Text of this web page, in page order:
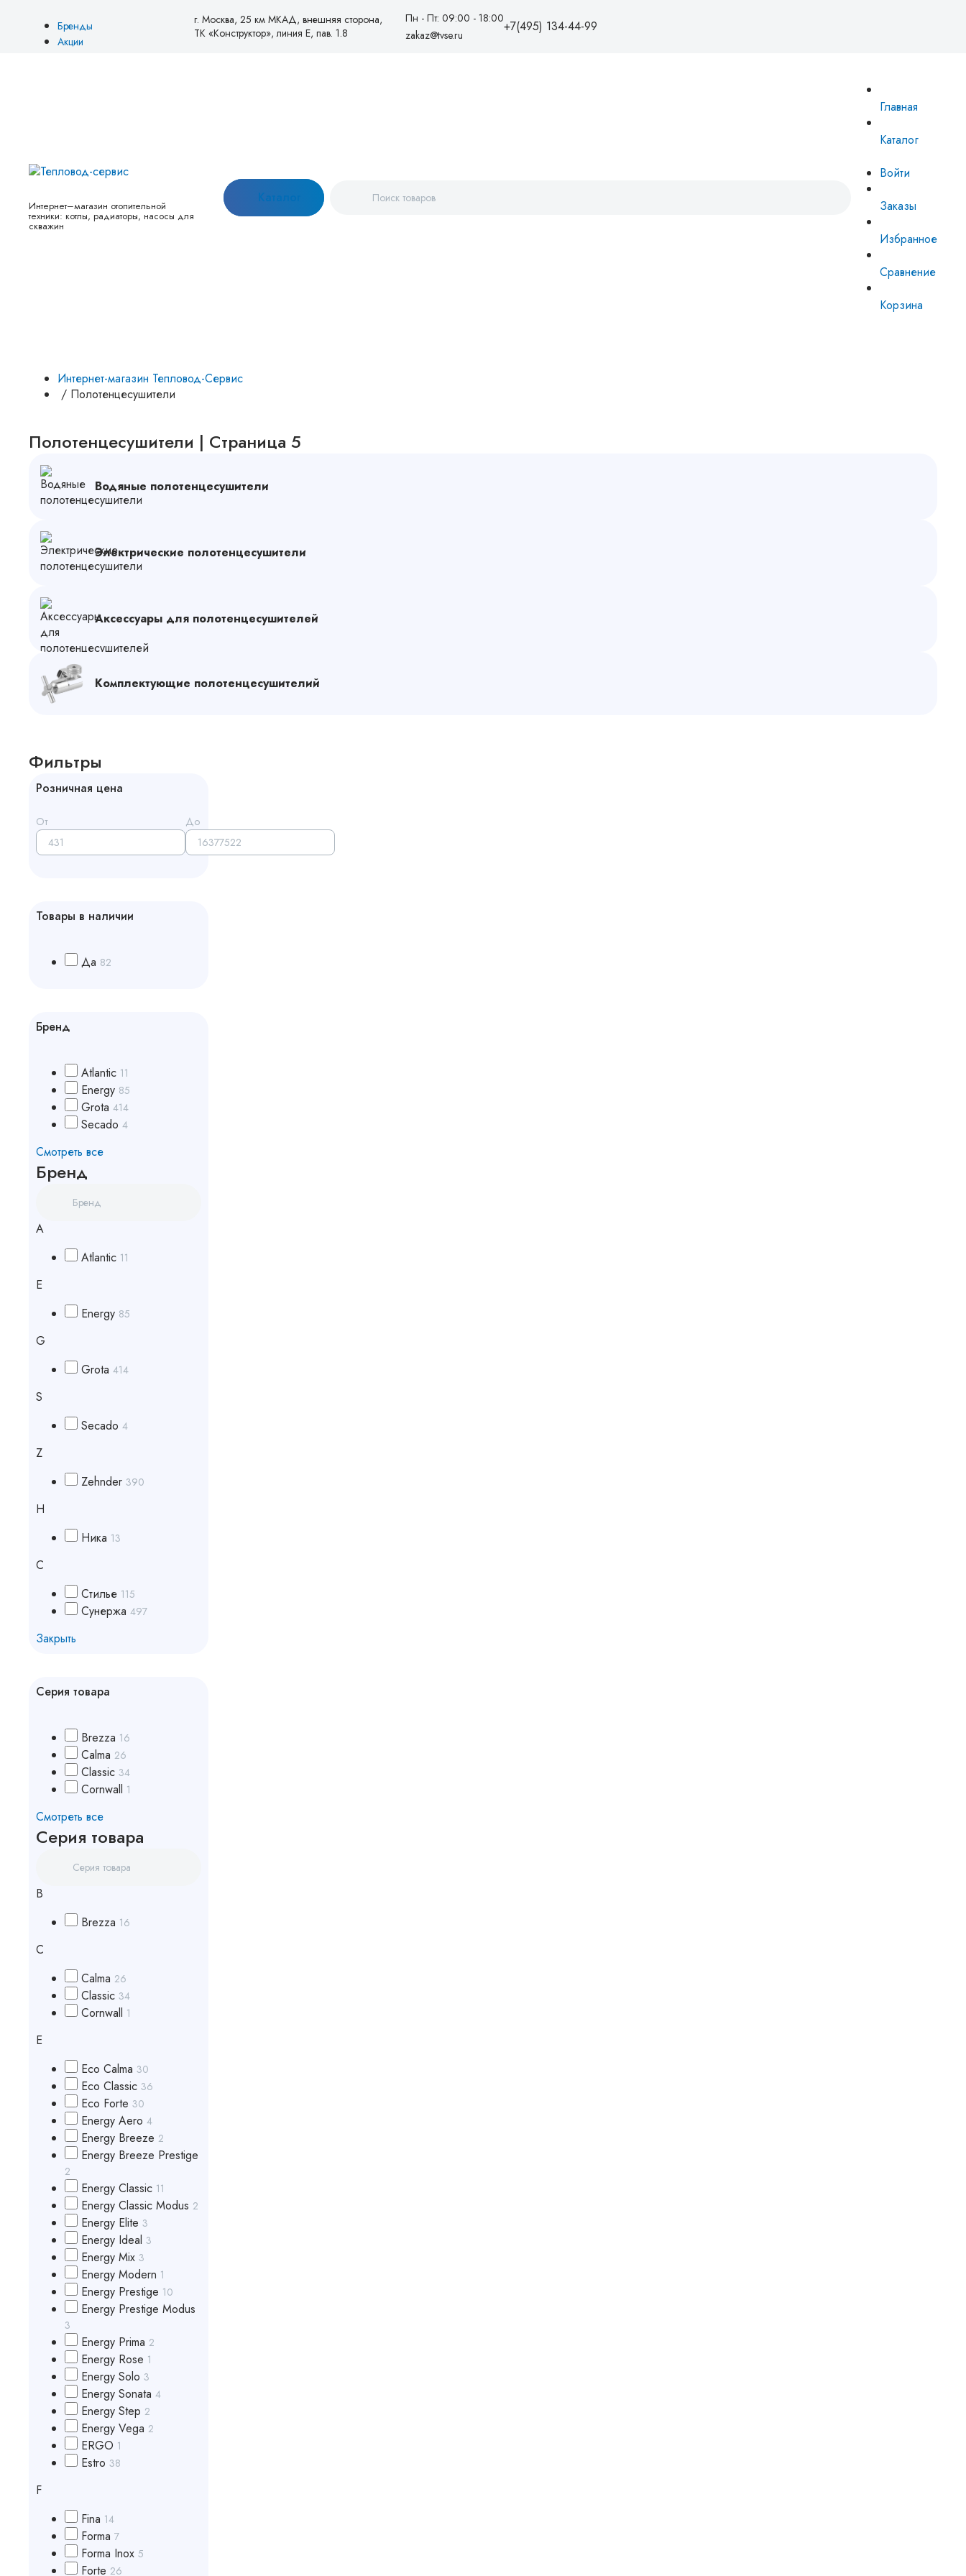
Бренды
Акции
Контакты
г. Москва, 25 км МКАД, внешняя сторона,
ТК «Конструктор», линия Е, пав. 1.8
Пн - Пт: 09:00 - 18:00
zakaz@tvse.ru
+7(495) 134-44-99
Интернет–магазин отопительной
техники: котлы, радиаторы, насосы для
скважин
Каталог
Главная
Каталог
Войти
Заказы
Избранное
Сравнение
Корзина
Интернет-магазин Тепловод-Сервис
/ Полотенцесушители
Полотенцесушители | Страница 5
Водяные полотенцесушители
Электрические полотенцесушители
Аксессуары для полотенцесушителей
Комплектующие полотенцесушителий
Фильтры
Розничная цена
От До
Товары в наличии
Да 82
Бренд
Atlantic 11
Energy 85
Grota 414
Secado 4
Смотреть все
Бренд
A
Atlantic 11
E
Energy 85
G
Grota 414
S
Secado 4
Z
Zehnder 390
Н
Ника 13
С
Стилье 115
Сунержа 497
Закрыть
Серия товара
Brezza 16
Calma 26
Classic 34
Cornwall 1
Смотреть все
Серия товара
B
Brezza 16
C
Calma 26
Classic 34
Cornwall 1
E
Eco Calma 30
Eco Classic 36
Eco Forte 30
Energy Aero 4
Energy Breeze 2
Energy Breeze Prestige
2
Energy Classic 11
Energy Classic Modus 2
Energy Elite 3
Energy Ideal 3
Energy Mix 3
Energy Modern 1
Energy Prestige 10
Energy Prestige Modus
3
Energy Prima 2
Energy Rose 1
Energy Solo 3
Energy Sonata 4
Energy Step 2
Energy Vega 2
ERGO 1
Estro 38
F
Fina 14
Forma 7
Forma Inox 5
Forte 26